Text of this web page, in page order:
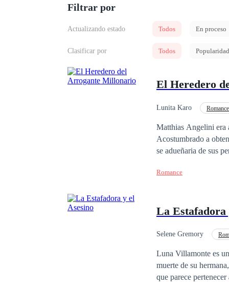
Filtrar por
Actualizando estado Todos En proceso
Clasificar por Todos Popularidad
El Heredero
Lunita Karo
Matthias Angelini era
Acostumbrado a
se adueñaria de sus
heredero, una sola
dispuesto a reclamar
Romance
La Estafadora
Selene Gremory
Luna Villamonte es
muerte de su hermana,
que parece